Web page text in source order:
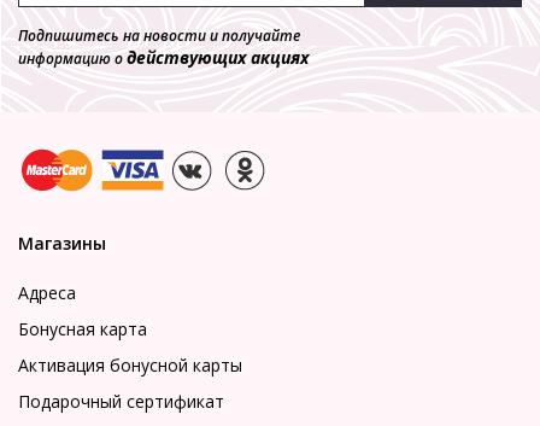
Подпишитесь на новости и получайте
информацию одействующих акциях
Магазины
Адреса
Бонусная карта
Активация бонусной карты
Подарочный сертификат